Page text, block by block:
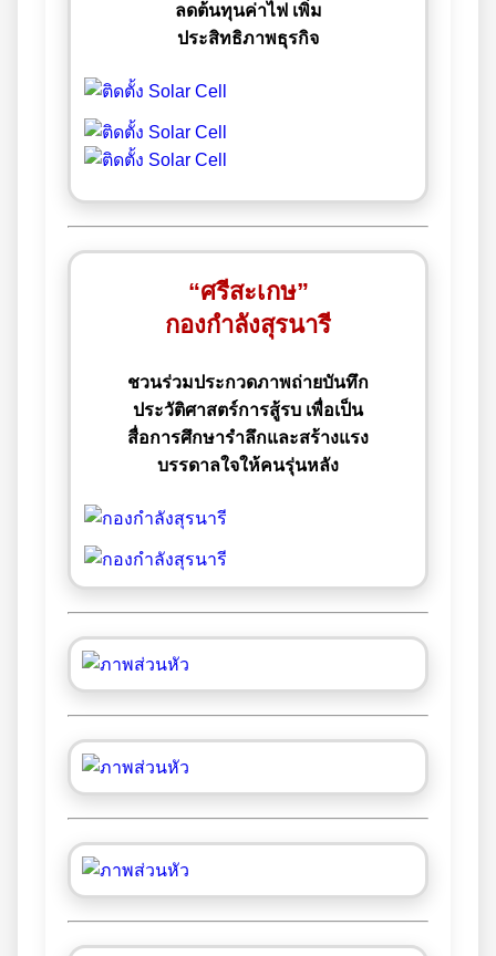
ลดต้นทุนค่าไฟ เพิ่ม
ประสิทธิภาพธุรกิจ
“ศรีสะเกษ”
กองกำลังสุรนารี
ชวนร่วมประกวดภาพถ่ายบันทึก
ประวัติศาสตร์การสู้รบ เพื่อเป็น
สื่อการศึกษารำลึกและสร้างแรง
บรรดาลใจให้คนรุ่นหลัง